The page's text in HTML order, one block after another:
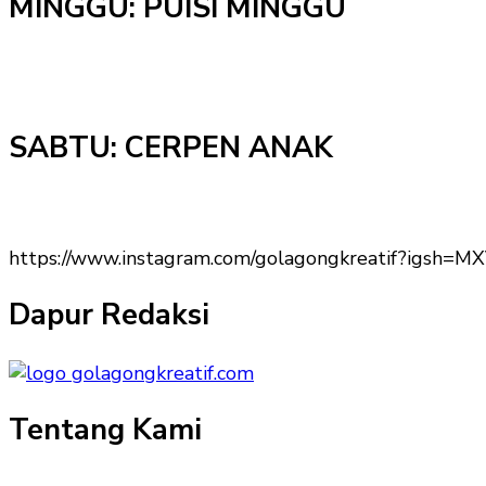
SABTU: CERPEN ANAK
https://www.instagram.com/
Dapur Redaksi
Tentang Kami